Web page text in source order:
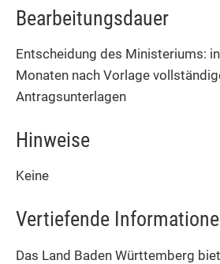
Bearbeitungsdauer
Entscheidung des Ministeriums:
Monaten nach Vorlage
Antragsunterlagen
Hinweise
Keine
Vertiefende
Das Land Baden Württemberg